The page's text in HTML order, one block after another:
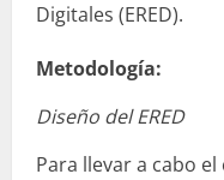
Digitales (ERED).
Metodología:
Diseño del ERED
Para llevar a cabo